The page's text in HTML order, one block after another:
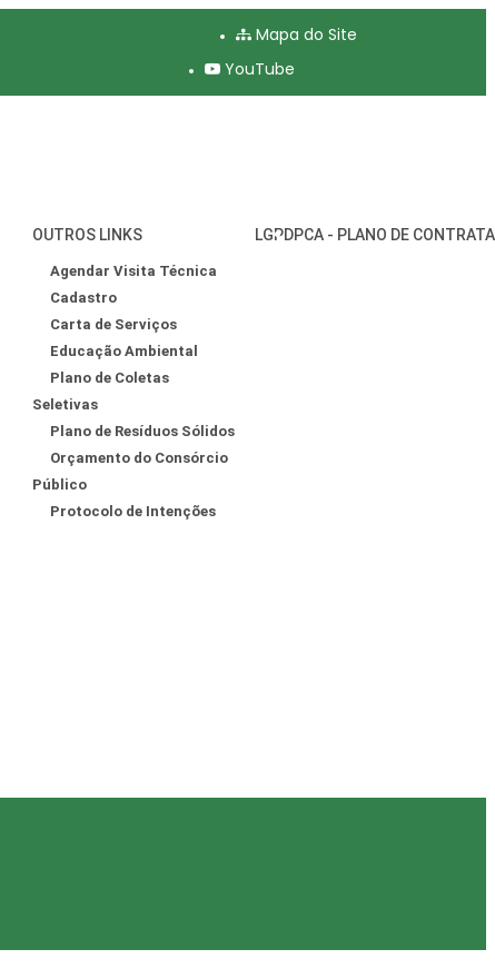
Mapa do Site
YouTube
OUTROS LINKS
Agendar Visita Técnica
Cadastro
Carta de Serviços
Educação Ambiental
Plano de Coletas
Seletivas
Plano de Resíduos Sólidos
Orçamento do Consórcio
Público
Protocolo de Intenções
LGPDPCA - PLANO DE